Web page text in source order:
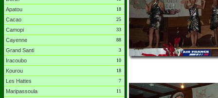
Apatou 18
Cacao 25
Camopi 33
Cayenne 88
Grand Santi 3
Iracoubo 10
Kourou 18
Les Hattes 7
Maripassoula 11